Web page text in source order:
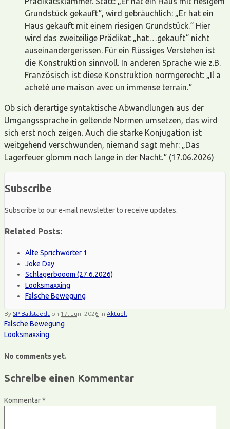
Grundstück gekauft“, wird gebräuchlich: „Er hat ein
Haus gekauft mit einem riesigen Grundstück.“ Hier
wird das zweiteilige Prädikat „hat…gekauft“ nicht
auseinandergerissen. Für ein flüssiges Verstehen ist
die Konstruktion sinnvoll. In anderen Sprache wie z.B.
Französisch ist diese Konstruktion normgerecht: „Il a
acheté une maison avec un immense terrain.“
Ob sich derartige syntaktische Abwandlungen aus der
Umgangssprache in geltende Normen umsetzen, das wird
sich erst noch zeigen. Auch die starke Konjugation ist
weitgehend verschwunden, niemand sagt mehr: „Das
Lagerfeuer glomm noch lange in der Nacht.“ (17.06.2026)
Subscribe
Subscribe to our e-mail newsletter to receive updates.
Related Posts:
Alte Sprichwörter 1
Joke Day
Schlagerbooom (27.6.2026)
Looksmaxxing
Falsche Bewegung
By SP Ballstaedt on 17. Juni 2026 in Aktuell
Falsche Bewegung
Looksmaxxing
No comments yet.
Schreibe einen Kommentar
Kommentar*